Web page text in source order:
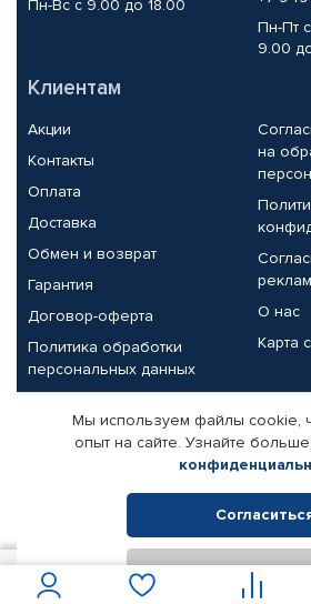
Пн-Вс с 9.00 до 18.00
Пн-Пт
9.00
Клиентам
Акции
Контакты
Оплата
Доставка
Обмен и возврат
Гарантия
Договор-оферта
Политика обработки
персональных данных
на
О нас
Карта
Партнерам
Корпоративным клиентам
Поставщикам
© КАМАЗ ЦЕНТР ДОНЕЦК, 2015-2026. Все
Интернет-магазин автомобильных
Мы используем файлы cookie,
опыт на сайте. Узнайте
Отклонить